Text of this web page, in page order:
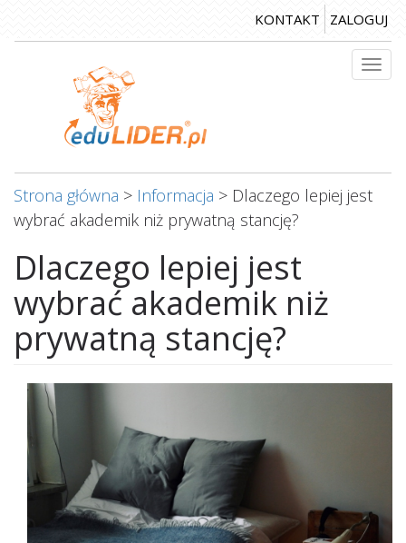
do
KONTAKT ZALOGUJ
Strona główna > Informacja > Dlaczego lepiej jest
wybrać akademik niż prywatną stancję?
Dlaczego lepiej jest
wybrać akademik niż
prywatną stancję?